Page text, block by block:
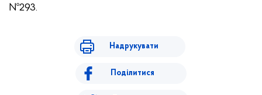
№293.
Надрукувати
Поділитися